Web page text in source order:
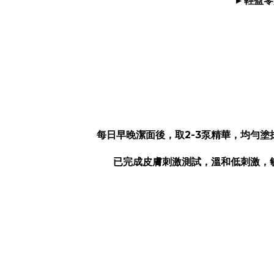
每日早晚潔面後，取2-3泵精華，均勻
已完成皮膚刺激測試，溫和低刺激